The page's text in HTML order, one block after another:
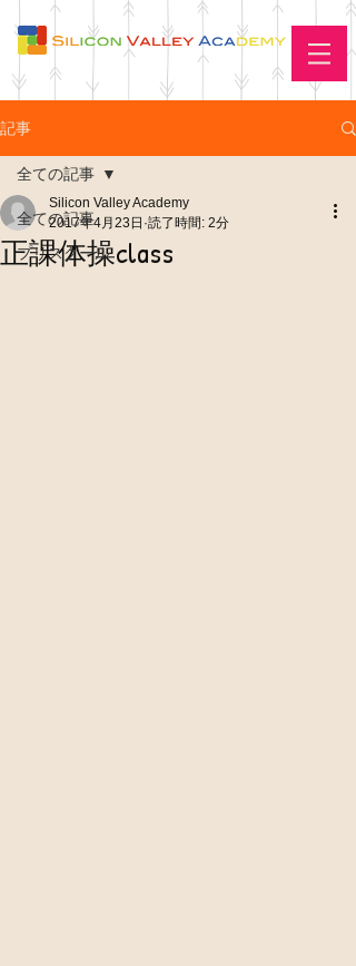
記事
全ての記事
プリスクール
全ての記事
正課体操class
Silicon Valley Academy
2017年4月23日 読了時間: 2分